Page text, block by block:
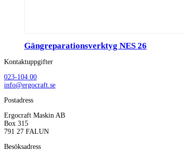
Gängreparationsverktyg NES 26
Kontaktuppgifter
023-104 00
info@ergocraft.se
Postadress
Ergocraft Maskin AB
Box 315
791 27 FALUN
Besöksadress